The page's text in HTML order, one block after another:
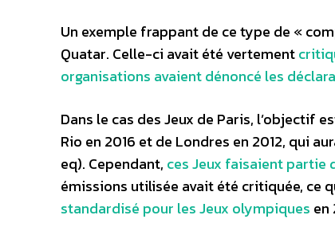
Un exemple frappant de ce type de «
Quatar. Celle-ci avait été vertement
organisations avaient dénoncé les
Dans le cas des Jeux de Paris, l’objectif
Rio en 2016 et de Londres en 2012, qui
eq). Cependant, ces Jeux faisaient partie
émissions utilisée avait été critiquée, ce
standardisé pour les Jeux olympiques en